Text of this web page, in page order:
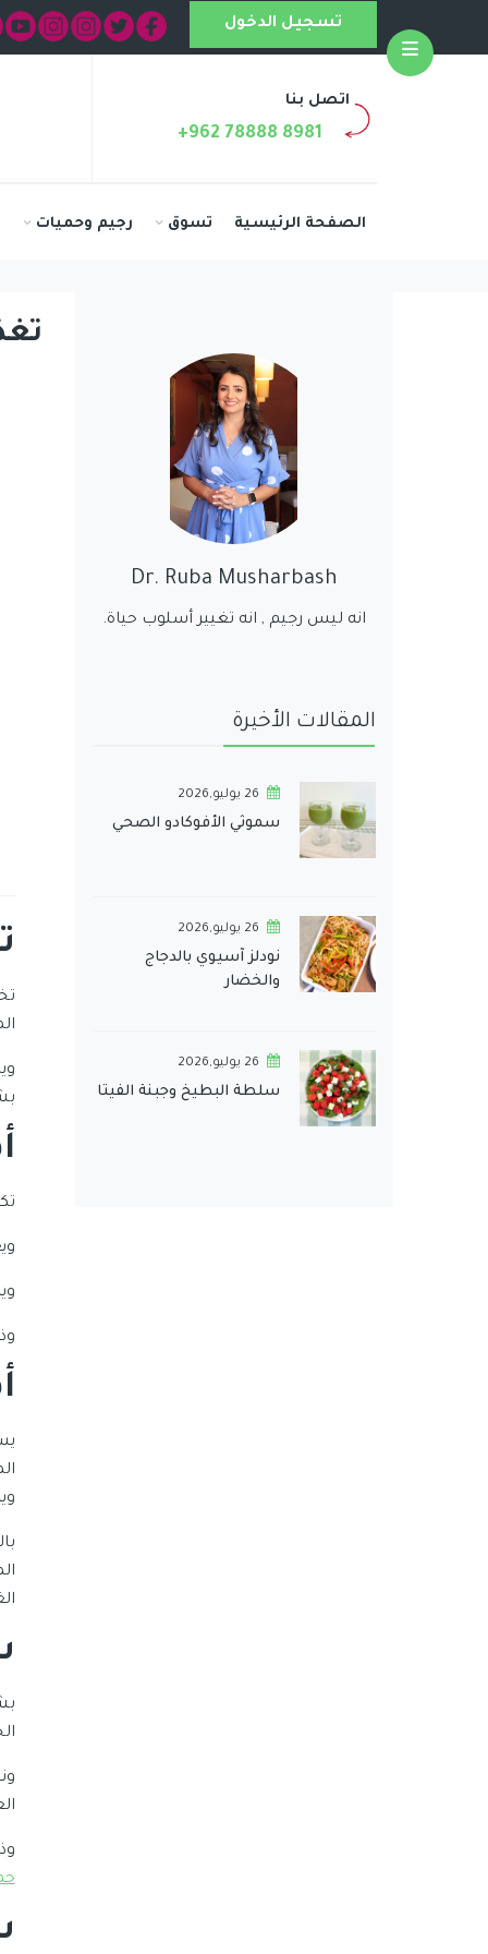
تسجيل الدخول
اتصل بنا
+962 78888 8981
الصفحة الرئيسية تسوق رجيم وحميات
Dr. Ruba Musharbash
انه ليس رجيم , انه تغيير أسلوب حياة.
المقالات الأخيرة
26 يوليو,2026
سموثي الأفوكادو الصحي
26 يوليو,2026
نودلز آسيوي بالدجاج
والخضار
26 يوليو,2026
سلطة البطيخ وجبنة الفيتا